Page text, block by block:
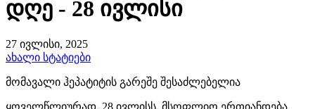
დღე - 28 ივლისი
27 ივლისი, 2025
ახალი სტატიები
მომავალი ჰეპატიტის გარეშე შესაძლებელია
ყოველწლიურად, 28 ივლისს, მსოფლიო ერთიანდება